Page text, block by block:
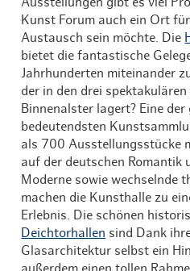
Kunst Forum auch ein Ort
Austausch sein möchte. Die
bietet die fantastische
Jahrhunderten miteinander
der in den drei
Binnenalster lagert? Eine der
bedeutendsten
als 700 Ausstellungsstücke
auf der deutschen Romantik
Moderne sowie wechselnde
machen die Kunsthalle zu
Erlebnis. Die schönen
Deichtorhallen sind Dank
Glasarchitektur selbst ein